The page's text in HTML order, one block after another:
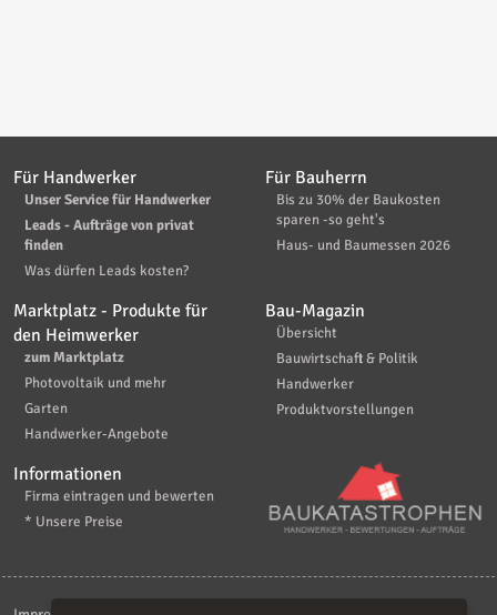
Für Handwerker
Unser Service für Handwerker
Leads - Aufträge von privat
finden
Was dürfen Leads kosten?
Für Bauherrn
Bis zu 30% der Baukosten
sparen -so geht's
Haus- und Baumessen 2026
Marktplatz - Produkte für
den Heimwerker
zum Marktplatz
Photovoltaik und mehr
Garten
Handwerker-Angebote
Bau-Magazin
Übersicht
Bauwirtschaft & Politik
Handwerker
Produktvorstellungen
Informationen
Firma eintragen und bewerten
* Unsere Preise